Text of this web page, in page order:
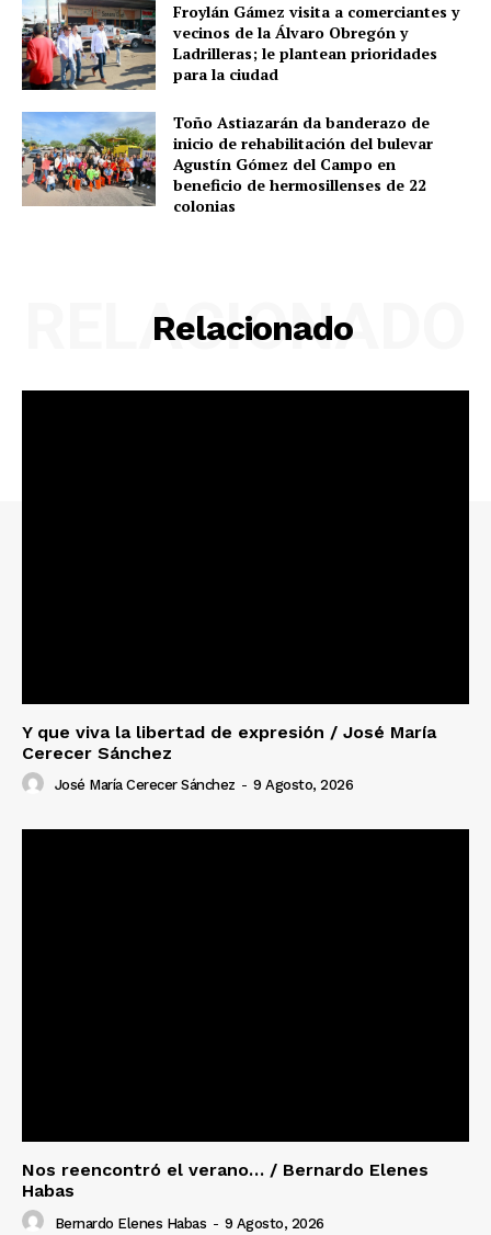
Froylán Gámez visita a comerciantes y
vecinos de la Álvaro Obregón y
Ladrilleras; le plantean prioridades
para la ciudad
Toño Astiazarán da banderazo de
inicio de rehabilitación del bulevar
Agustín Gómez del Campo en
beneficio de hermosillenses de 22
colonias
Relacionado
RELACIONADO
Y que viva la libertad de expresión / José María
Cerecer Sánchez
José María Cerecer Sánchez - 9 Agosto, 2026
Nos reencontró el verano… / Bernardo Elenes
Habas
Bernardo Elenes Habas - 9 Agosto, 2026